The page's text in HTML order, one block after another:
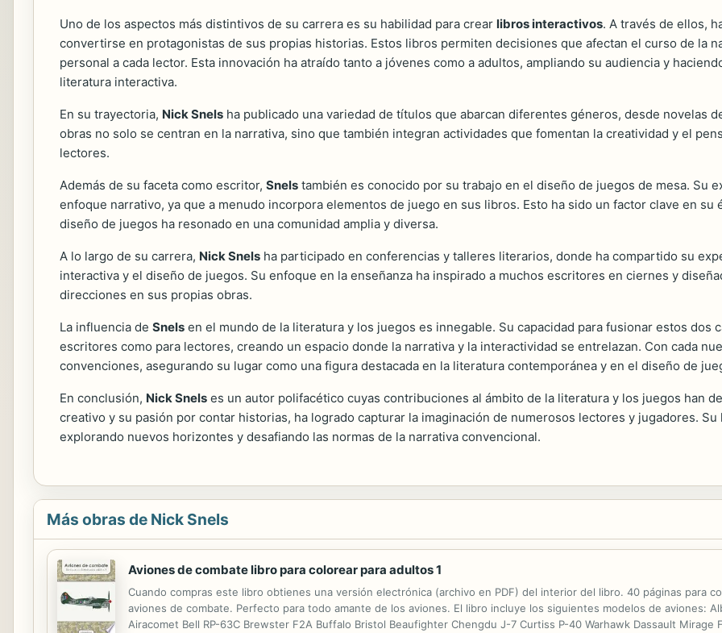
Uno de los aspectos más distintivos de su carrera es su habilidad para crear libros interactivos. A través de ellos,
convertirse en protagonistas de sus propias historias. Estos libros permiten decisiones que afectan el curso de la
personal a cada lector. Esta innovación ha atraído tanto a jóvenes como a adultos, ampliando su audiencia y
literatura interactiva.
En su trayectoria, Nick Snels ha publicado una variedad de títulos que abarcan diferentes géneros, desde novelas
obras no solo se centran en la narrativa, sino que también integran actividades que fomentan la creatividad y el
lectores.
Además de su faceta como escritor, Snels también es conocido por su trabajo en el diseño de juegos de mesa. Su
enfoque narrativo, ya que a menudo incorpora elementos de juego en sus libros. Esto ha sido un factor clave en
diseño de juegos ha resonado en una comunidad amplia y diversa.
A lo largo de su carrera, Nick Snels ha participado en conferencias y talleres literarios, donde ha compartido su
interactiva y el diseño de juegos. Su enfoque en la enseñanza ha inspirado a muchos escritores en ciernes y
direcciones en sus propias obras.
La influencia de Snels en el mundo de la literatura y los juegos es innegable. Su capacidad para fusionar estos dos
escritores como para lectores, creando un espacio donde la narrativa y la interactividad se entrelazan. Con cada
convenciones, asegurando su lugar como una figura destacada en la literatura contemporánea y en el diseño de
En conclusión, Nick Snels es un autor polifacético cuyas contribuciones al ámbito de la literatura y los juegos han
creativo y su pasión por contar historias, ha logrado capturar la imaginación de numerosos lectores y jugadores.
explorando nuevos horizontes y desafiando las normas de la narrativa convencional.
Más obras de Nick Snels
Aviones de combate libro para colorear para adultos 1
Cuando compras este libro obtienes una versión electrónica (archivo en PDF) del interior del libro. 40 páginas para
aviones de combate. Perfecto para todo amante de los aviones. El libro incluye los siguientes modelos de aviones:
Airacomet Bell RP-63C Brewster F2A Buffalo Bristol Beaufighter Chengdu J-7 Curtiss P-40 Warhawk Dassault Mirage